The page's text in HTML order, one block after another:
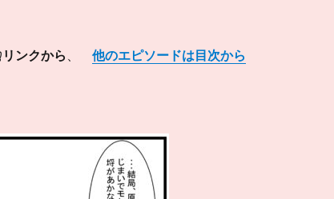
ンクから、 他のエピソードは目次から